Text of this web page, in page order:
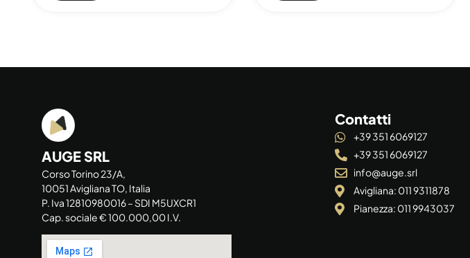
AUGE SRL
Corso Torino 23/A,
10051 Avigliana TO, Italia
P. Iva 12810980016 – SDI M5UXCR1
Cap. sociale € 100.000,00 I.V.
Contatti
+39 351 6069127
+39 351 6069127
info@auge.srl
Avigliana: 011 9311878
Pianezza: 011 9943037